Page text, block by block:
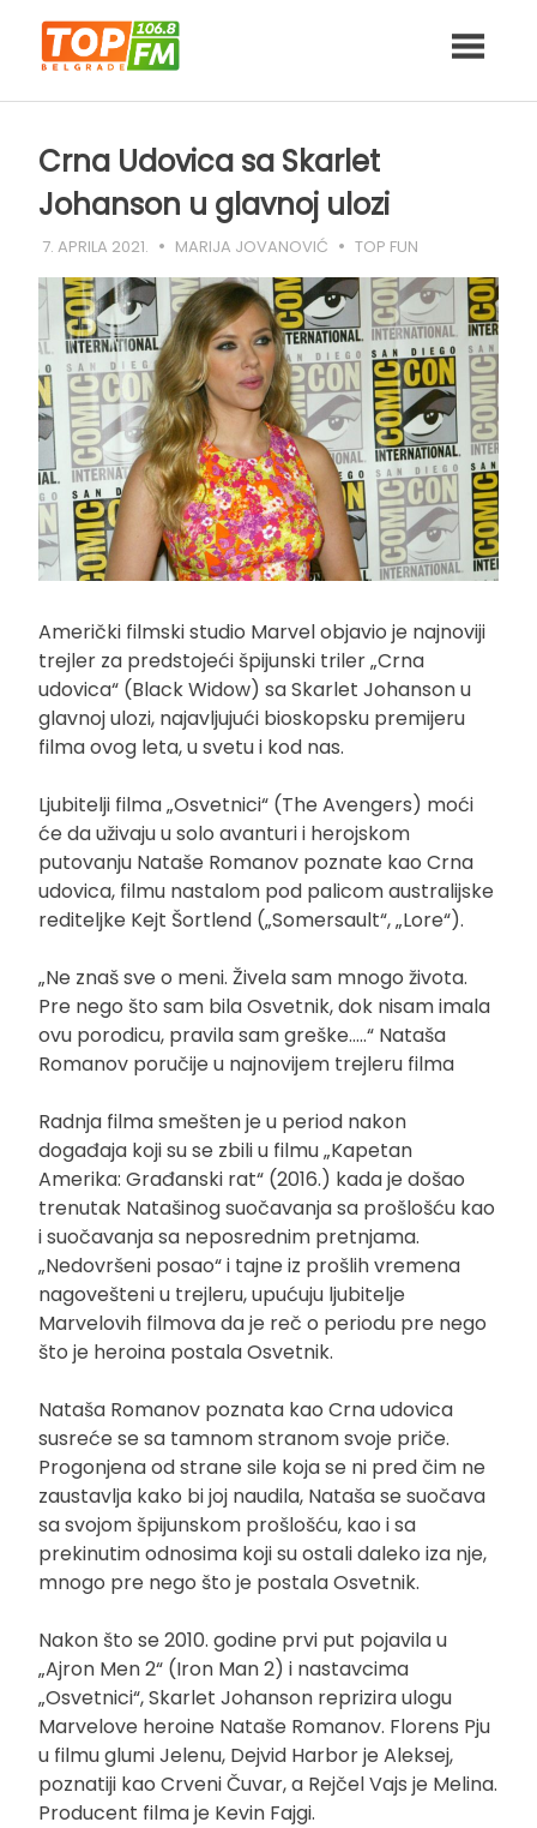
content
Crna Udovica sa Skarlet
Johanson u glavnoj ulozi
7. APRILA 2021. MARIJA JOVANOVIĆ TOP FUN
Američki filmski studio Marvel objavio je najnoviji
trejler za predstojeći špijunski triler „Crna
udovica“ (Black Widow) sa Skarlet Johanson u
glavnoj ulozi, najavljujući bioskopsku premijeru
filma ovog leta, u svetu i kod nas.
Ljubitelji filma „Osvetnici“ (The Avengers) moći
će da uživaju u solo avanturi i herojskom
putovanju Nataše Romanov poznate kao Crna
udovica, filmu nastalom pod palicom australijske
rediteljke Kejt Šortlend („Somersault“, „Lore“).
„Ne znaš sve o meni. Živela sam mnogo života.
Pre nego što sam bila Osvetnik, dok nisam imala
ovu porodicu, pravila sam greške…..“ Nataša
Romanov poručije u najnovijem trejleru filma
Radnja filma smešten je u period nakon
događaja koji su se zbili u filmu „Kapetan
Amerika: Građanski rat“ (2016.) kada je došao
trenutak Natašinog suočavanja sa prošlošću kao
i suočavanja sa neposrednim pretnjama.
„Nedovršeni posao“ i tajne iz prošlih vremena
nagovešteni u trejleru, upućuju ljubitelje
Marvelovih filmova da je reč o periodu pre nego
što je heroina postala Osvetnik.
Nataša Romanov poznata kao Crna udovica
susreće se sa tamnom stranom svoje priče.
Progonjena od strane sile koja se ni pred čim ne
zaustavlja kako bi joj naudila, Nataša se suočava
sa svojom špijunskom prošlošću, kao i sa
prekinutim odnosima koji su ostali daleko iza nje,
mnogo pre nego što je postala Osvetnik.
Nakon što se 2010. godine prvi put pojavila u
„Ajron Men 2“ (Iron Man 2) i nastavcima
„Osvetnici“, Skarlet Johanson reprizira ulogu
Marvelove heroine Nataše Romanov. Florens Pju
u filmu glumi Jelenu, Dejvid Harbor je Aleksej,
poznatiji kao Crveni Čuvar, a Rejčel Vajs je Melina.
Producent filma je Kevin Fajgi.